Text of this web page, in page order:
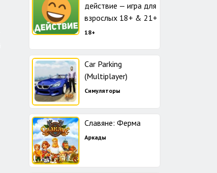
действие — игра для
взрослых 18+ & 21+
18+
Car Parking
(Multiplayer)
Симуляторы
Славяне: Ферма
Аркады